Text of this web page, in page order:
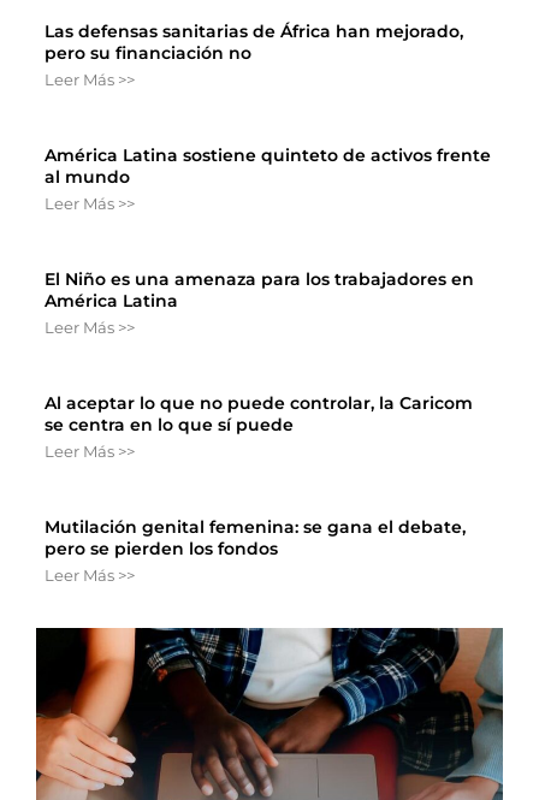
Las defensas sanitarias de África han mejorado,
pero su financiación no
Leer Más >>
América Latina sostiene quinteto de activos frente
al mundo
Leer Más >>
El Niño es una amenaza para los trabajadores en
América Latina
Leer Más >>
Al aceptar lo que no puede controlar, la Caricom
se centra en lo que sí puede
Leer Más >>
Mutilación genital femenina: se gana el debate,
pero se pierden los fondos
Leer Más >>